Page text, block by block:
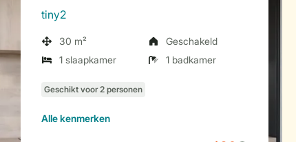
tiny2
30 m²
Geschakeld
1 slaapkamer
1 badkamer
Allekenmerken